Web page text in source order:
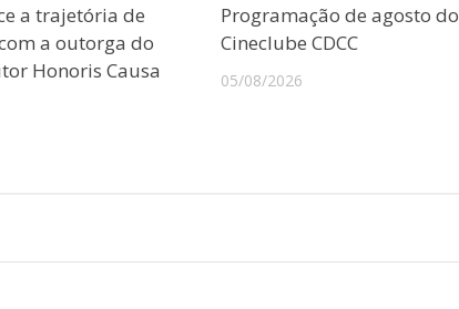
a trajetória de
a outorga do
Honoris Causa
Programação de agosto do
Cineclube CDCC
05/08/2026